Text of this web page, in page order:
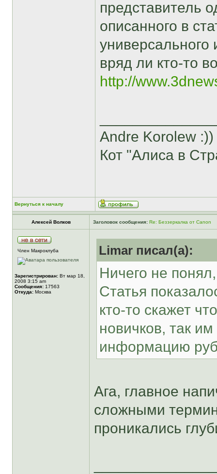
представитель
описанного в
универсального
вряд ли кто-то
http://
Andre Korolew
Кот "Алиса в
Вернуться к началу
Алексей Волков Заголовок сообщения: Re: Беззеркалка от Canon
Член Макроклуба
Зарегистрирован: Вт мар 18,
2008 3:15 am
Сообщения: 17563
Откуда: Москва
Limar писал(а):
Ничего не
Статья
кто-то скажет
новичков, так
информацию
Ага, главное
сложными
проникались